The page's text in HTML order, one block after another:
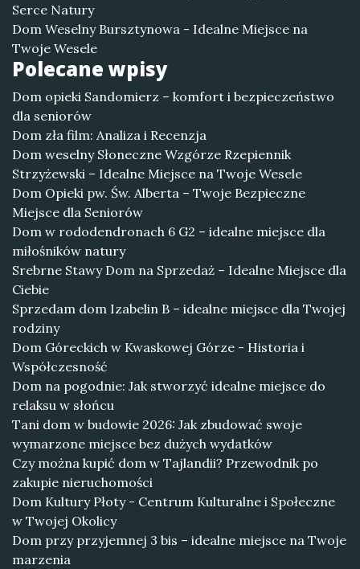
Serce Natury
Dom Weselny Bursztynowa - Idealne Miejsce na
Twoje Wesele
Polecane wpisy
Dom opieki Sandomierz – komfort i bezpieczeństwo
dla seniorów
Dom zła film: Analiza i Recenzja
Dom weselny Słoneczne Wzgórze Rzepiennik
Strzyżewski – Idealne Miejsce na Twoje Wesele
Dom Opieki pw. Św. Alberta – Twoje Bezpieczne
Miejsce dla Seniorów
Dom w rododendronach 6 G2 – idealne miejsce dla
miłośników natury
Srebrne Stawy Dom na Sprzedaż – Idealne Miejsce dla
Ciebie
Sprzedam dom Izabelin B – idealne miejsce dla Twojej
rodziny
Dom Góreckich w Kwaskowej Górze - Historia i
Współczesność
Dom na pogodnie: Jak stworzyć idealne miejsce do
relaksu w słońcu
Tani dom w budowie 2026: Jak zbudować swoje
wymarzone miejsce bez dużych wydatków
Czy można kupić dom w Tajlandii? Przewodnik po
zakupie nieruchomości
Dom Kultury Płoty - Centrum Kulturalne i Społeczne
w Twojej Okolicy
Dom przy przyjemnej 3 bis – idealne miejsce na Twoje
marzenia